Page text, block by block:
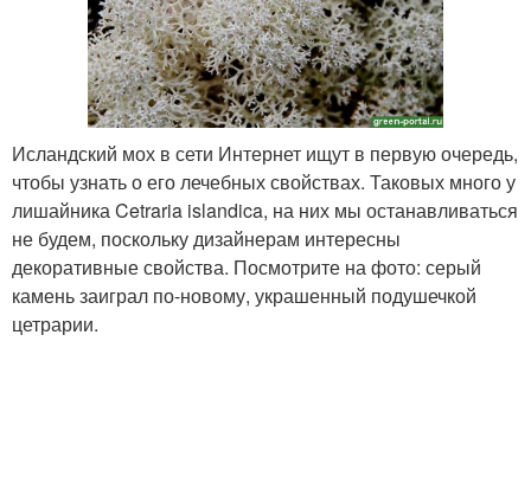
Исландский мох в сети Интернет ищут в первую очередь,
чтобы узнать о его лечебных свойствах. Таковых много у
лишайника Cetraria islandica, на них мы останавливаться
не будем, поскольку дизайнерам интересны
декоративные свойства. Посмотрите на фото: серый
камень заиграл по-новому, украшенный подушечкой
цетрарии.